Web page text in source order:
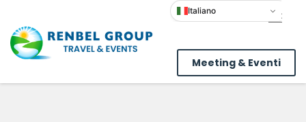
Meeting & Eventi
Italiano